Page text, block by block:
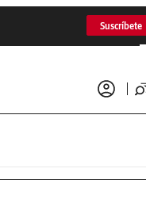
Suscríbete